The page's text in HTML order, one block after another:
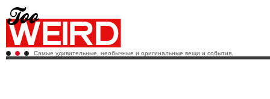
Самые удивительные, необычные и оригинальные вещи и события.